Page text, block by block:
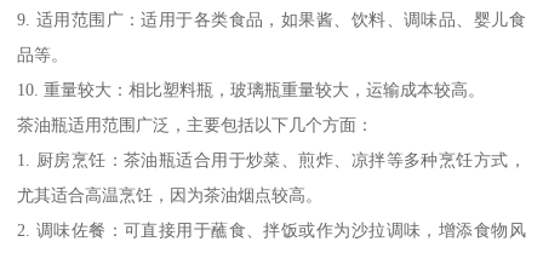
9. 适用范围广：适用于各类食品，如果酱、饮料、调味品、婴儿食
品等。
10. 重量较大：相比塑料瓶，玻璃瓶重量较大，运输成本较高。
茶油瓶适用范围广泛，主要包括以下几个方面：
1. 厨房烹饪：茶油瓶适合用于炒菜、煎炸、凉拌等多种烹饪方式，
尤其适合高温烹饪，因为茶油烟点较高。
2. 调味佐餐：可直接用于蘸食、拌饭或作为沙拉调味，增添食物风